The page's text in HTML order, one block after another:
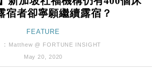
6月零售額連升14個月 珠寶鐘錶銷售升勢
重啟最多10億美元回購 派息比率目標維持
售股自救後再出手 斥4億美元押注未上市公
宿者卻寧願繼續露宿？
FEATURE
Matthew @ FORTUNE INSIGHT
May 20, 2020